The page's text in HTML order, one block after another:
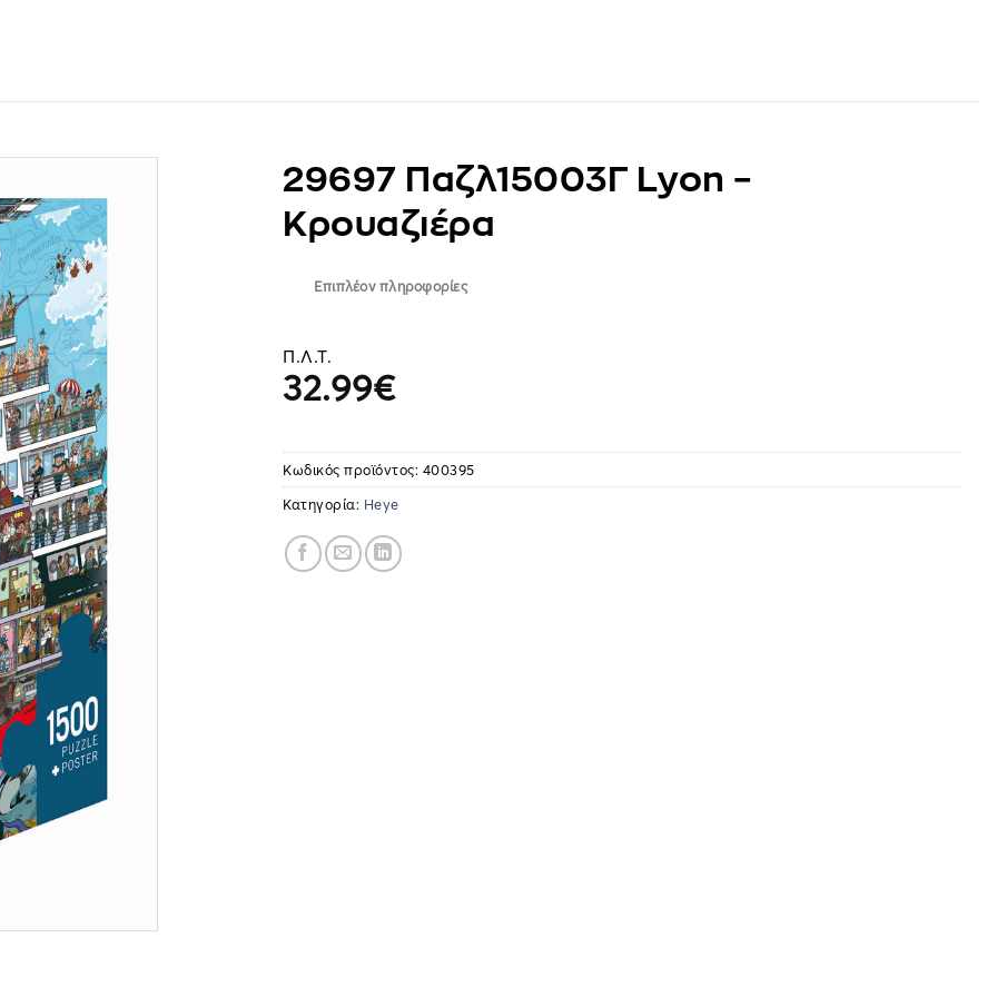
29697 Παζλ15003Γ Lyon –
Κρουαζιέρα
Επιπλέον πληροφορίες
Π.Λ.Τ.
32.99€
Κωδικός προϊόντος: 400395
Κατηγορία: Heye